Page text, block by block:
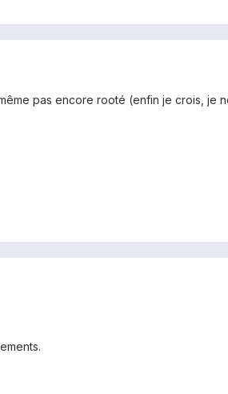
pas encore rooté (enfin je crois, je